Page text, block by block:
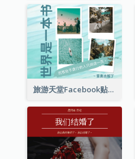
旅游天堂Facebook贴子